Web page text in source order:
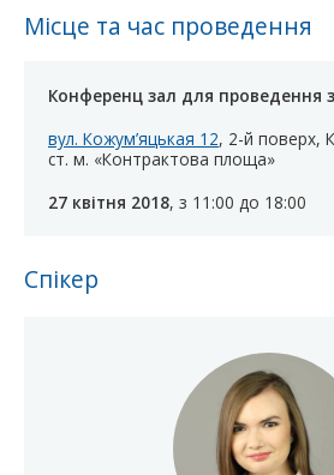
Місце та час проведення
Конференц зал для проведення
вул. Кожум’яцькая 12, 2-й поверх,
ст. м. «Контрактова площа»
27 квітня 2018, з 11:00 до 18:00
Спікер